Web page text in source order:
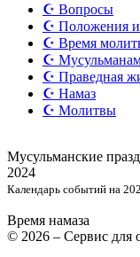
☪️ Вопросы
☪️ Положения
☪️ Время
☪️
☪️ Праведная
☪️ Намаз
☪️ Молитвы
Мусульманские
2024
Календарь событий на
Время намаза
© 2026 – Сервис для